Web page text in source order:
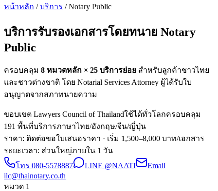
หน้าหลัก / บริการ / Notary Public
บริการรับรองเอกสารโดยทนาย Notary
Public
ครอบคลุม 8 หมวดหลัก × 25 บริการย่อย สำหรับลูกค้าชาวไทย
และชาวต่างชาติ โดย Notarial Services Attorney ผู้ได้รับใบ
อนุญาตจากสภาทนายความ
ขอบเขต Lawyers Council of Thailandใช้ได้ทั่วโลกครอบคลุม
191 พื้นที่บริการภาษาไทย/อังกฤษ/จีน/ญี่ปุ่น
ราคา: ติดต่อขอใบเสนอราคา · เริ่ม 1,500–8,000 บาท/เอกสาร
ระยะเวลา: ส่วนใหญ่ภายใน 1 วัน
โทร 080-5578887 LINE @NAATI
Email
ilc@thainotary.co.th
หมวด 1